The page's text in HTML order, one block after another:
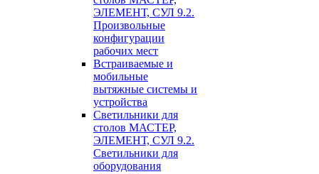
ЭЛЕМЕНТ, СУЛ 9.2.
Произвольные
конфигурации
рабочих мест
Встраиваемые и
мобильные
вытяжные системы и
устройства
Светильники для
столов МАСТЕР,
ЭЛЕМЕНТ, СУЛ 9.2.
Светильники для
оборудования